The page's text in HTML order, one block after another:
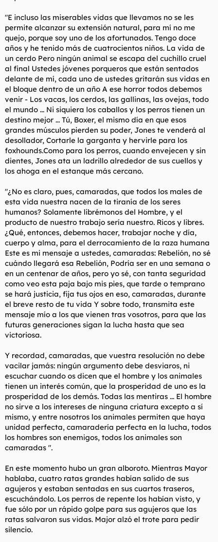
"E incluso las miserables vidas que llevamos no se les
permite alcanzar su extensión natural, para mí no me
quejo, porque soy uno de los afortunados. Tengo doce
años y he tenido más de cuatrocientos niños. La vida de
un cerdo Pero ningún animal se escapa del cuchillo cruel
al final Ustedes jóvenes porqueros que están sentados
delante de mí, cada uno de ustedes gritarán sus vidas en
el bloque dentro de un año A ese horror todos debemos
venir - Los vacas, los cerdos, las gallinas, las ovejas, todo
el mundo ... Ni siquiera los caballos y los perros tienen un
destino mejor ... Tú, Boxer, el mismo día en que esos
grandes músculos pierden su poder, Jones te venderá al
desollador, Cortarle la garganta y hervirle para los
foxhounds.Como para los perros, cuando envejecen y sin
dientes, Jones ata un ladrillo alrededor de sus cuellos y
los ahoga en el estanque más cercano.
"¿No es claro, pues, camaradas, que todos los males de
esta vida nuestra nacen de la tiranía de los seres
humanos? Solamente librémonos del Hombre, y el
producto de nuestro trabajo sería nuestro. Ricos y libres.
¿Qué, entonces, debemos hacer, trabajar noche y día,
cuerpo y alma, para el derrocamiento de la raza humana
Este es mi mensaje a ustedes, camaradas: Rebelión, no sé
cuándo llegará esa Rebelión, Podría ser en una semana o
en un centenar de años, pero yo sé, con tanta seguridad
como veo esta paja bajo mis pies, que tarde o temprano
se hará justicia, fija tus ojos en eso, camaradas, durante
el breve resto de tu vida Y sobre todo, transmita este
mensaje mío a los que vienen tras vosotros, para que las
futuras generaciones sigan la lucha hasta que sea
victoriosa.
Y recordad, camaradas, que vuestra resolución no debe
vacilar jamás: ningún argumento debe desviaros, ni
escuchar cuando os dicen que el hombre y los animales
tienen un interés común, que la prosperidad de uno es la
prosperidad de los demás. Todas las mentiras ... El hombre
no sirve a los intereses de ninguna criatura excepto a sí
mismo, y entre nosotros los animales permiten que haya
unidad perfecta, camaradería perfecta en la lucha, todos
los hombres son enemigos, todos los animales son
camaradas ".
En este momento hubo un gran alboroto. Mientras Mayor
hablaba, cuatro ratas grandes habían salido de sus
agujeros y estaban sentadas en sus cuartos traseros,
escuchándolo. Los perros de repente los habían visto, y
fue sólo por un rápido golpe para sus agujeros que las
ratas salvaron sus vidas. Major alzó el trote para pedir
silencio.